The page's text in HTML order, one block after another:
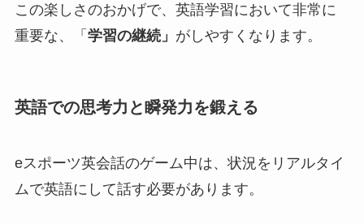
この楽しさのおかげで、英語学習において非常に
重要な、「 学習の継続」 がしやすくなります。
英語での思考力と瞬発力を鍛える
eスポーツ英会話のゲーム中は、状況をリアルタイ
ムで英語にして話す必要があります。